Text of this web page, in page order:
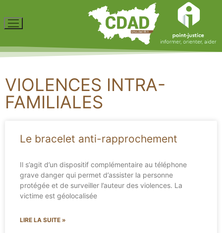
VIOLENCES INTRA-
FAMILIALES
Le bracelet anti-rapprochement
Il s’agit d’un dispositif complémentaire au téléphone
grave danger qui permet d’assister la personne
protégée et de surveiller l’auteur des violences. La
victime est géolocalisée
LIRE LA SUITE »